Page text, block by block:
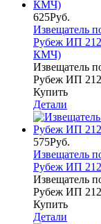
625Руб.
Извещатель
Рубеж ИП
КМЧ)
Извещатель
Рубеж ИП
Купить
Детали
575Руб.
Извещатель
Рубеж ИП
Извещатель
Рубеж ИП
Купить
Детали